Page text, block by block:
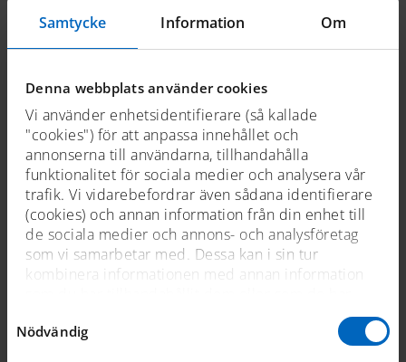
Samtycke Information Om
Denna webbplats använder cookies
Vi använder enhetsidentifierare (så kallade
"cookies") för att anpassa innehållet och
annonserna till användarna, tillhandahålla
funktionalitet för sociala medier och analysera vår
trafik. Vi vidarebefordrar även sådana identifierare
(cookies) och annan information från din enhet till
de sociala medier och annons- och analysföretag
som vi samarbetar med. Dessa kan i sin tur
kombinera informationen med annan information
samlat in när du har använt deras tjänster. För mer
information, se
Nödvändig
Det gåtfulla skeppsvraket vid Dalarö
identifierat
På bottnen runt Dalarö vilar flera skeppsvrak.